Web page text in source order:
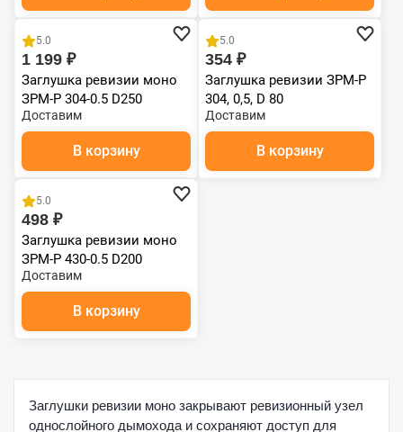
5.0
1 199 ₽
Заглушка ревизии моно
ЗРМ-Р 304-0.5 D250
Доставим
В корзину
5.0
354 ₽
Заглушка ревизии ЗРМ-Р
304, 0,5, D 80
Доставим
В корзину
5.0
498 ₽
Заглушка ревизии моно
ЗРМ-Р 430-0.5 D200
Доставим
В корзину
Заглушки ревизии моно закрывают ревизионный узел
однослойного дымохода и сохраняют доступ для